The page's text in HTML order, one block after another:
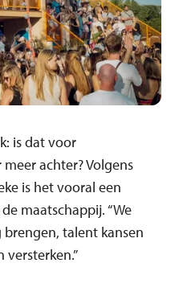
is dat voor
achter? Volgens
is het vooral een
maatschappij. “We
talent kansen
versterken.”